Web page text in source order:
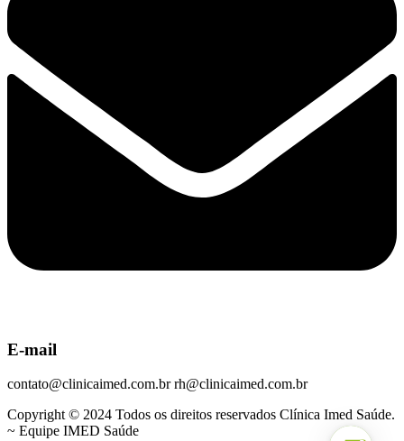
E-mail
contato@clinicaimed.com.br rh@clinicaimed.com.br
Copyright © 2024 Todos os direitos reservados Clínica Imed Saúde.
~ Equipe IMED Saúde